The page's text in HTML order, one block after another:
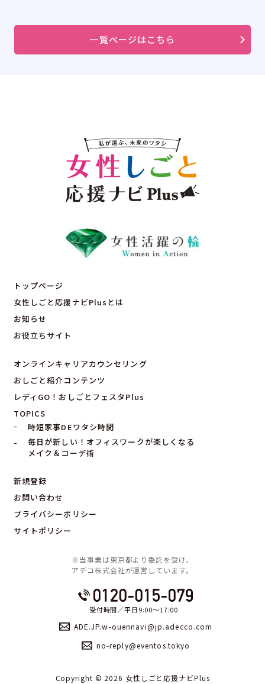
一覧ページはこちら
トップページ
女性しごと応援ナビPlusとは
お知らせ
お役立ちサイト
オンラインキャリアカウンセリング
おしごと紹介コンテンツ
レディGO！おしごとフェスタPlus
TOPICS
時短家事DEワタシ時間
毎日が新しい！オフィスワークが楽しくなる
メイク＆コーデ術
新規登録
お問い合わせ
プライバシーポリシー
サイトポリシー
※当事業は東京都より委託を受け、
アデコ株式会社が運営しています。
受付時間／平日9:00〜17:00
ADE.JP.w-ouennavi@jp.adecco.com
no-reply@eventos.tokyo
Copyright ©︎ 2026 女性しごと応援ナビPlus